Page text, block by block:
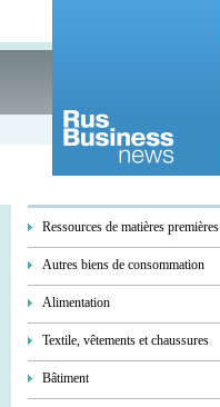
Ressources de matières premières
Autres biens de consommation
Alimentation
Textile, vêtements et chaussures
Bâtiment